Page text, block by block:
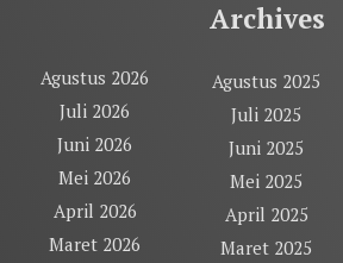
Archives
Agustus 2026
Juli 2026
Juni 2026
Mei 2026
April 2026
Maret 2026
Agustus 2025
Juli 2025
Juni 2025
Mei 2025
April 2025
Maret 2025